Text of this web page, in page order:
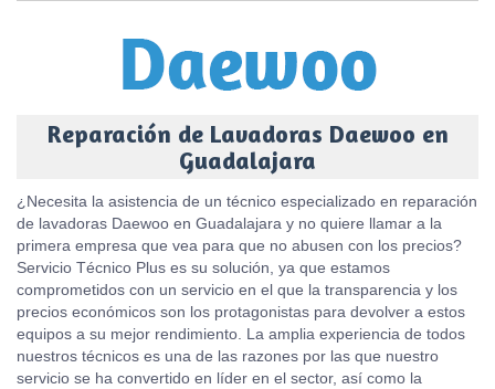
Reparación de Lavadoras Daewoo en
Guadalajara
¿Necesita la asistencia de un técnico especializado en reparación
de lavadoras Daewoo en Guadalajara y no quiere llamar a la
primera empresa que vea para que no abusen con los precios?
Servicio Técnico Plus es su solución, ya que estamos
comprometidos con un servicio en el que la transparencia y los
precios económicos son los protagonistas para devolver a estos
equipos a su mejor rendimiento. La amplia experiencia de todos
nuestros técnicos es una de las razones por las que nuestro
servicio se ha convertido en líder en el sector, así como la